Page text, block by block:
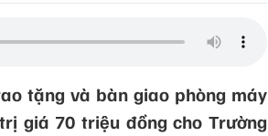
tặng và bàn giao phòng máy
giá 70 triệu đồng cho Trường